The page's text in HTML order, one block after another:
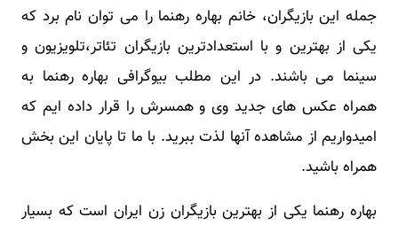
جمله این بازیگران، خانم بهاره رهنما را می توان نام برد که
یکی از بهترین و با استعدادترین بازیگران تئاتر،تلویزیون و
سینما می باشند. در این مطلب بیوگرافی بهاره رهنما به
همراه عکس های جدید وی و همسرش را قرار داده ایم که
امیدواریم از مشاهده آنها لذت ببرید. با ما تا پایان این بخش
همراه باشید.
بهاره رهنما یکی از بهترین بازیگران زن ایران است که بسیار